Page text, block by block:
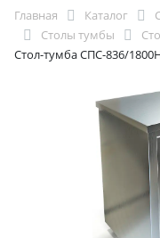
Главная Каталог
Столы тумбы
Стол-тумба СПС-836/